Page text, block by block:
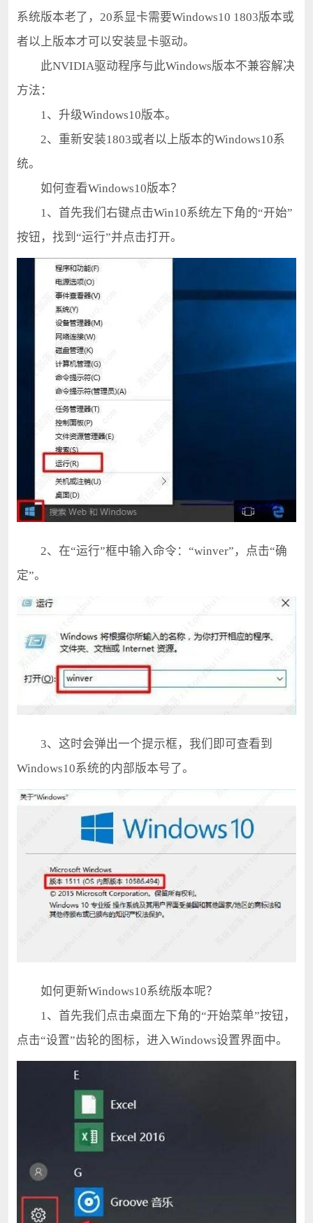
系统版本老了，20系显卡需要Windows10 1803版本或
者以上版本才可以安装显卡驱动。
此NVIDIA驱动程序与此Windows版本不兼容解决
方法：
1、升级Windows10版本。
2、重新安装1803或者以上版本的Windows10系
统。
如何查看Windows10版本？
1、首先我们右键点击Win10系统左下角的“开始”
按钮，找到“运行”并点击打开。
2、在“运行”框中输入命令：“winver”，点击“确
定”。
3、这时会弹出一个提示框，我们即可查看到
Windows10系统的内部版本号了。
如何更新Windows10系统版本呢？
1、首先我们点击桌面左下角的“开始菜单”按钮，
点击“设置”齿轮的图标，进入Windows设置界面中。